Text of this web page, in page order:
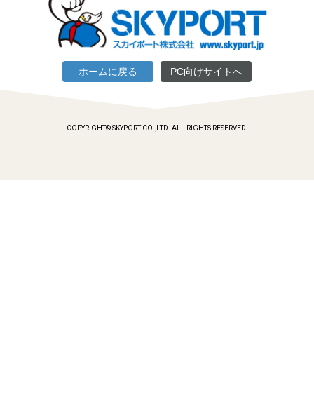
ホームに戻る PC向けサイトへ
COPYRIGHT© SKYPORT CO.,LTD. ALL RIGHTS RESERVED.